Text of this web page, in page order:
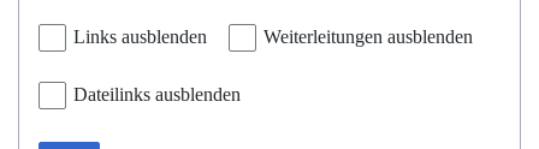
Links ausblenden Weiterleitungen ausblenden
Dateilinks ausblenden